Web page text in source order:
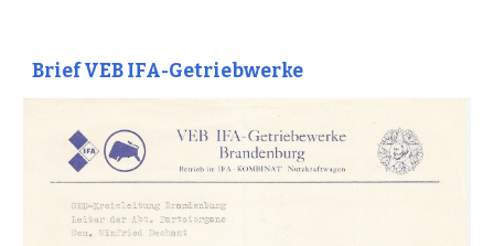
Brief VEB IFA-Getriebwerke